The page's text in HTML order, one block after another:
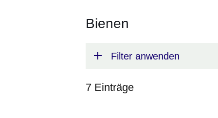
Bienen
Filter anwenden
7 Einträge